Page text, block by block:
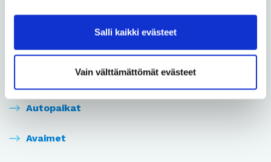
Salli kaikki evästeet
Vain välttämättömät evästeet
Asukastapahtumat
Asukastilat
Asukastoiminta
Autopaikat
Avaimet